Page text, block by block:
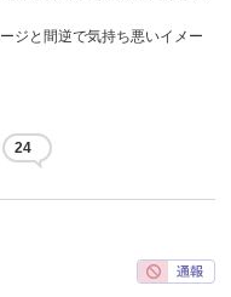
ジと間逆で気持ち悪いイメー
24